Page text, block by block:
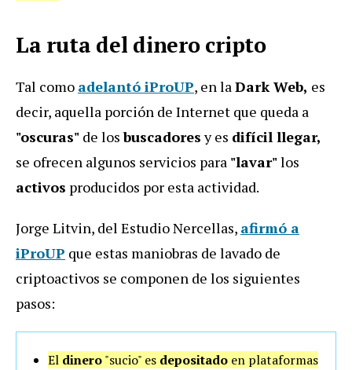
La ruta del dinero cripto
Tal como adelantó iProUP, en laDark Web, es
decir, aquella porción de Internet que queda a
"oscuras" de losbuscadoresy es difícil llegar,
se ofrecen algunos servicios para "lavar"los
activos producidos por esta actividad.
Jorge Litvin, del Estudio Nercellas, afirmó a
iProUP que estas maniobras de lavado de
criptoactivos se componen de los siguientes
pasos:
El dinero"sucio" es depositado en plataformas